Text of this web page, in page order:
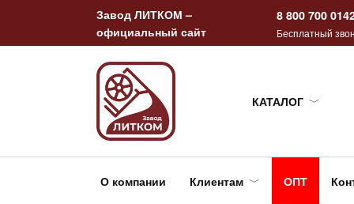
содержанию
Завод ЛИТКОМ –
официальный сайт
8 800 700
Бесплатный
КАТАЛОГ
О компании Клиентам ОПТ